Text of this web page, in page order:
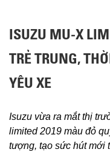
ISUZU MU-X
TRẺ TRUNG,
YÊU XE
Isuzu vừa ra mắt thị
limited 2019 màu đỏ
tượng, tạo sức hút mới